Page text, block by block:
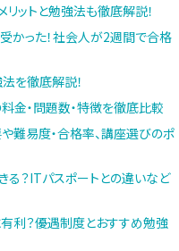
ットと勉強法も徹底解説！
かった！社会人が2週間で合格
を徹底解説！
金・問題数・特徴を徹底比較
難易度・合格率、講座選びのポ
？ITパスポートとの違いなど
利？優遇制度とおすすめ勉強